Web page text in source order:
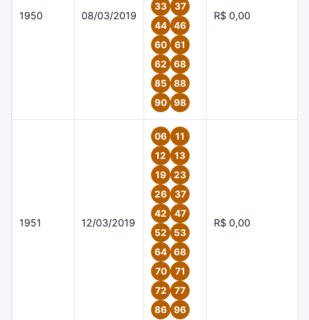
1950 08/03/2019
33
37
44
46
60
61
62
68
85
88
90
98
R$ 0,00
1951 12/03/2019
06
11
12
13
19
23
26
37
42
47
52
53
64
68
70
71
72
77
86
96
R$ 0,00